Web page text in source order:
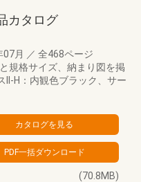
カタログ
07月 ／ 全468ページ
規格サイズ、納まり図を掲
H：内観色ブラック、サー
(70.8MB)